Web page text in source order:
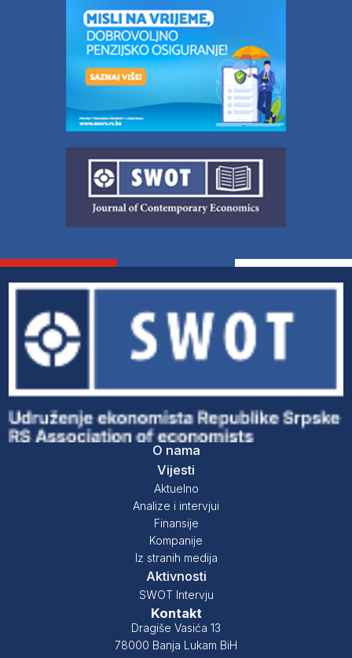
O nama
Vijesti
Aktuelno
Analize i intervjui
Finansije
Kompanije
Iz stranih medija
Aktivnosti
SWOT Intervju
Kontakt
Dragiše Vasića 13
78000 Banja Lukam BiH